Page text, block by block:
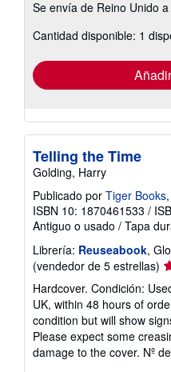
las
envío
Se envía de Reino Unido
Cantidad disponible: 1
Telling the Time
Golding, Harry
Publicado por Tiger Books
ISBN 10: 1870461533 /
Antiguo o usado / Tapa
Librería: Reuseabook,
(vendedor de 5 estrellas)
5
5
Hardcover. Condición:
UK, within 48 hours of
condition but will show
Please expect some
damage to the cover. Nº